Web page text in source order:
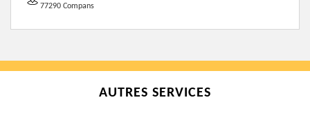
77290 Compans
AUTRES SERVICES